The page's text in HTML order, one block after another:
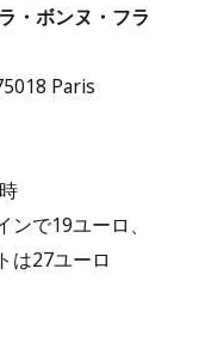
ボンヌ・フラ
Paris
で19ユーロ、
は27ユーロ